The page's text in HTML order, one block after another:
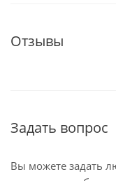
Отзывы
Задать вопрос
Вы можете задать